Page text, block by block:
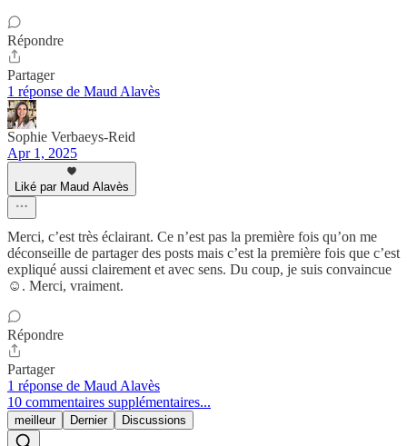
Répondre
Partager
1 réponse de Maud Alavès
Sophie Verbaeys-Reid
Apr 1, 2025
Liké par Maud Alavès
Merci, c’est très éclairant. Ce n’est pas la première fois qu’on me
déconseille de partager des posts mais c’est la première fois que c’est
expliqué aussi clairement et avec sens. Du coup, je suis convaincue
☺️. Merci, vraiment.
Répondre
Partager
1 réponse de Maud Alavès
10 commentaires supplémentaires...
meilleur Dernier Discussions